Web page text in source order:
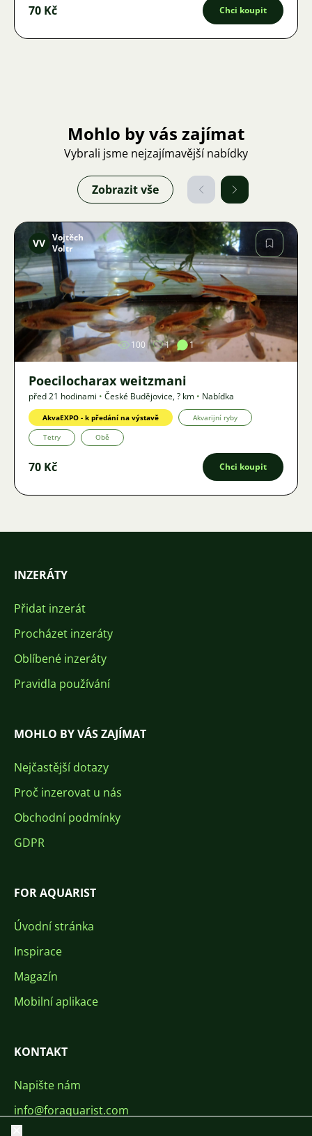
70 Kč Chci koupit
Mohlo by vás zajímat
Vybrali jsme nejzajímavější nabídky
Zobrazit vše
Obrázek
VV Vojtěch
Voltr
100 1 1
Poecilocharax weitzmani
před 21 hodinami • České Budějovice,? km • Nabídka
AkvaEXPO - k předání na výstavě Akvarijní ryby
Tetry Obě
70 Kč Chci koupit
INZERÁTY
Přidat inzerát
Procházet inzeráty
Oblíbené inzeráty
Pravidla používání
MOHLO BY VÁS ZAJÍMAT
Nejčastější dotazy
Proč inzerovat u nás
Obchodní podmínky
GDPR
FOR AQUARIST
Úvodní stránka
Inspirace
Magazín
Mobilní aplikace
KONTAKT
Napište nám
info@foraquarist.com